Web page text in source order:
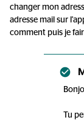
changer mon
adresse mail sur
comment puis je
Tu